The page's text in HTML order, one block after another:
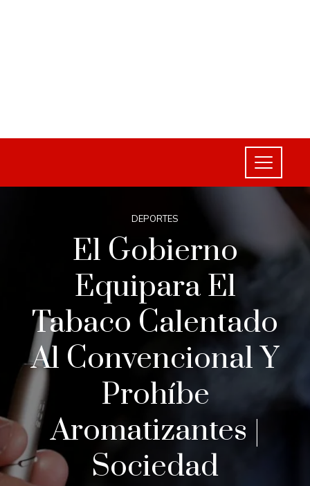
DEPORTES
El Gobierno
Equipara El
Tabaco Calentado
Al Convencional Y
Prohíbe
Aromatizantes |
Sociedad